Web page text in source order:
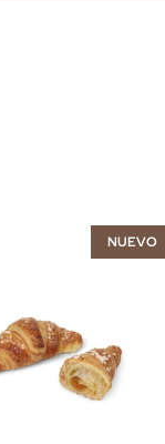
NUEVO